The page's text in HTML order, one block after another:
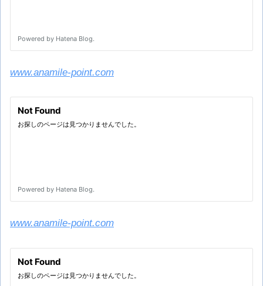
www.anamile-point.com
www.anamile-point.com